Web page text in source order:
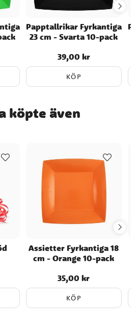
Papptallrikar Fyrkantiga
23 cm - Svarta 10-pack
Pris:39,00 kr
39,00 kr
KÖP
köpte även
Assietter Fyrkantiga 18
cm - Orange 10-pack
Pris:35,00 kr
35,00 kr
KÖP